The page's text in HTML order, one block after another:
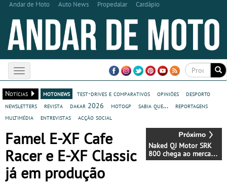
Andar de Moto Auto News Propedalar Cardápio
Toggle
navigation
Notícias
motonews test-drives e comparativos opiniões
desporto
newsletters
revista dakar 2026 motogp sabia que...
reportagens
multimédia
entrevistas acção social
Naked QJ Motor SRK
800 chega ao mercado
nacional
Famel E-XF Cafe
Racer e E-XF Classic
já em produção